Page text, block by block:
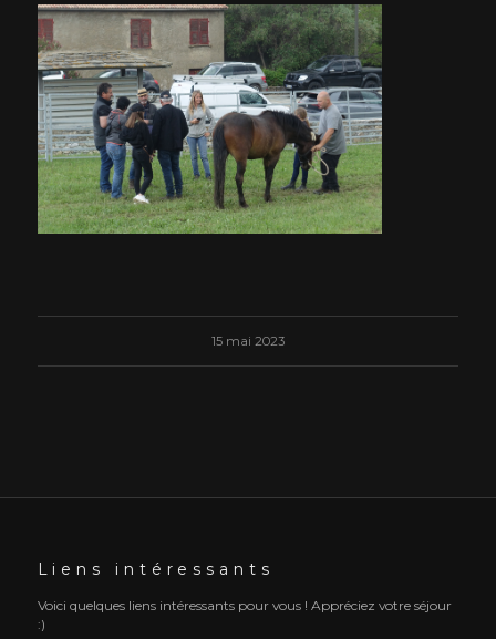
15 mai 2023
Liens intéressants
Voici quelques liens intéressants pour vous ! Appréciez votre séjour
:)